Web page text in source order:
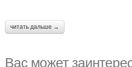
читать дальше →
Вас может